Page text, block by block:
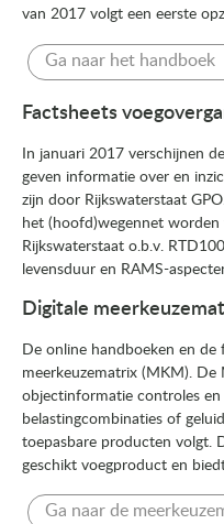
van 2017 volgt een eerste
Ga naar het handboek
Factsheets
In januari 2017 verschijnen
geven informatie over en
zijn door Rijkswaterstaat
het (hoofd)wegennet worden
Rijkswaterstaat o.b.v.
levensduur en RAMS-
Digitale
De online handboeken en
meerkeuzematrix (MKM).
objectinformatie controles
belastingcombinaties of
toepasbare producten volgt.
geschikt voegproduct en
Ga naar de